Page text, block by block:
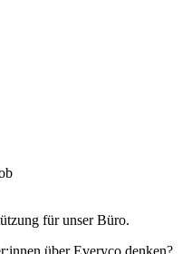
für unser Büro.
über Everyco denken?